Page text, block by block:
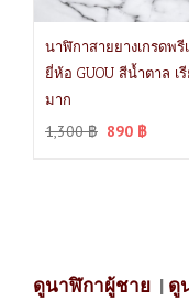
นาฬิกาสายยางเกรดพรี
ยี่ห้อ GUOU สีน้ำตาล เ
มาก
1,300฿ 890 ฿
ดูนาฬิกาผู้ชาย | ดู